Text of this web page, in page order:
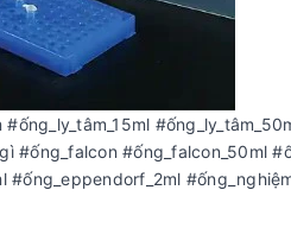
#ống_falcon #ống_falcon_50ml